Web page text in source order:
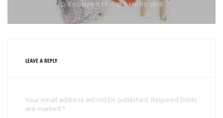
5 COMMENTS 5 MAYIS 2015
LEAVE A REPLY
Your email address will not be published. Required fields
are marked *